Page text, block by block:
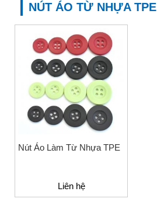
NÚT ÁO TỪ NHỰA TPE
Nút Áo Làm Từ Nhựa TPE
Liên hệ